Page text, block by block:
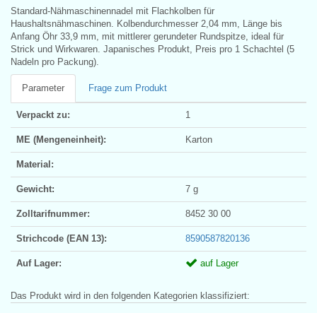
Standard-Nähmaschinennadel mit Flachkolben für
Haushaltsnähmaschinen. Kolbendurchmesser 2,04 mm, Länge bis
Anfang Öhr 33,9 mm, mit mittlerer gerundeter Rundspitze, ideal für
Strick und Wirkwaren. Japanisches Produkt, Preis pro 1 Schachtel (5
Nadeln pro Packung).
Parameter Frage zum Produkt
Verpackt zu: 1
ME (Mengeneinheit): Karton
Material:
Gewicht: 7 g
Zolltarifnummer: 8452 30 00
Strichcode (EAN 13): 8590587820136
Auf Lager: auf Lager
Das Produkt wird in den folgenden Kategorien klassifiziert: